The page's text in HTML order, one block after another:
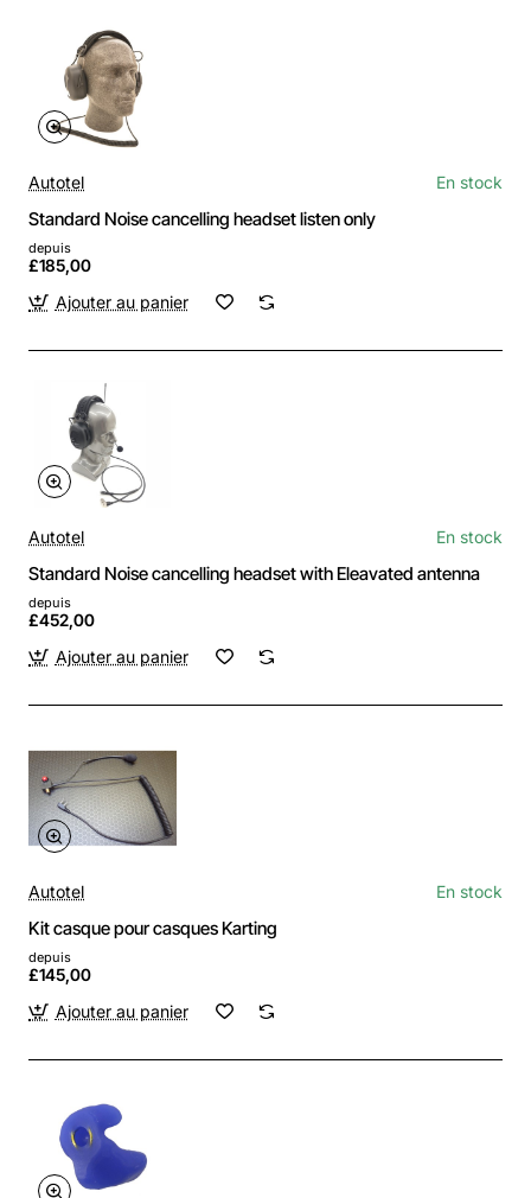
Autotel En stock
Standard Noise cancelling headset listen only
depuis
£185,00
Ajouter au panier
Autotel En stock
Standard Noise cancelling headset with Eleavated antenna
depuis
£452,00
Ajouter au panier
Autotel En stock
Kit casque pour casques Karting
depuis
£145,00
Ajouter au panier